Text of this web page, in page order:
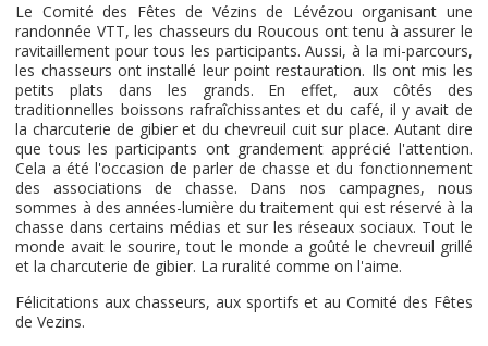
Le Comité des Fêtes de Vézins de Lévézou organisant une
randonnée VTT, les chasseurs du Roucous ont tenu à assurer le
ravitaillement pour tous les participants. Aussi, à la mi-parcours,
les chasseurs ont installé leur point restauration. Ils ont mis les
petits plats dans les grands. En effet, aux côtés des
traditionnelles boissons rafraîchissantes et du café, il y avait de
la charcuterie de gibier et du chevreuil cuit sur place. Autant dire
que tous les participants ont grandement apprécié l'attention.
Cela a été l'occasion de parler de chasse et du fonctionnement
des associations de chasse. Dans nos campagnes, nous
sommes à des années-lumière du traitement qui est réservé à la
chasse dans certains médias et sur les réseaux sociaux. Tout le
monde avait le sourire, tout le monde a goûté le chevreuil grillé
et la charcuterie de gibier. La ruralité comme on l'aime.
Félicitations aux chasseurs, aux sportifs et au Comité des Fêtes
de Vezins.